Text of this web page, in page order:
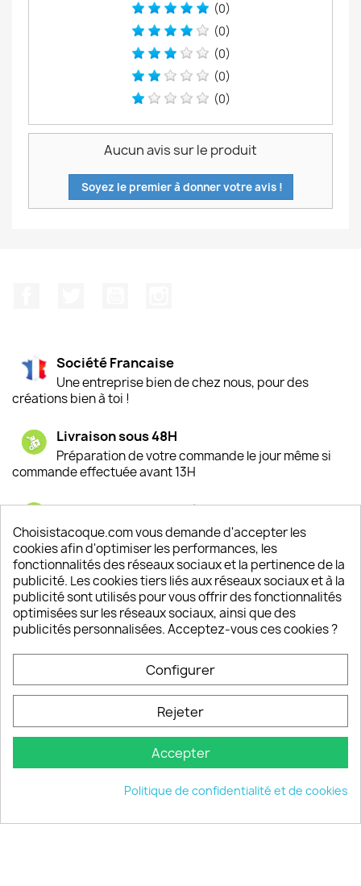
(0)
(0)
(0)
(0)
(0)
Aucun avis sur le produit
Soyez le premier à donner votre avis !
Société Francaise
Une entreprise bien de chez nous, pour des
créations bien à toi !
Livraison sous 48H
Préparation de votre commande le jour même si
commande effectuée avant 13H
Satisfaction de nos clients
Depuis 2009, entre 92% et 94% de nos clients
sont satisfaits de nos produits
Un SAV à votre écoute
Notre SAV est disponible 6/7J de 10h à 18H
keyboard_arrow_down
© 2026 - choisistacoque.com
Choisistacoque.com vous demande d'accepter les
cookies afin d'optimiser les performances, les
fonctionnalités des réseaux sociaux et la pertinence de la
publicité. Les cookies tiers liés aux réseaux sociaux et à la
publicité sont utilisés pour vous offrir des fonctionnalités
optimisées sur les réseaux sociaux, ainsi que des
publicités personnalisées. Acceptez-vous ces cookies ?
Configurer
Rejeter
Accepter
Politique de confidentialité et de cookies